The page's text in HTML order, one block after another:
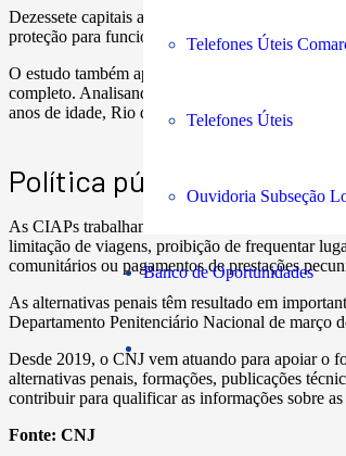
Telefones Úteis
Telefones Úteis
Ouvidoria Subseção
Banco de Oportunidades
Dezessete capitais ainda adotaram medidas
proteção para funcionários, agendamento de
O estudo também apresentou dados sobre o
completo. Analisando a idade, há uma
anos de idade, Rio de Janeiro tem mais da
Política pública
As CIAPs trabalham tanto com as medidas
limitação de viagens, proibição de frequentar
comunitários ou pagamentos de prestações
As alternativas penais têm resultado em
Departamento Penitenciário Nacional de março
Desde 2019, o CNJ vem atuando para apoiar o
alternativas penais, formações, publicações
contribuir para qualificar as informações sobre
Fonte: CNJ